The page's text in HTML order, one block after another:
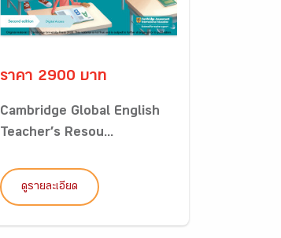
ราคา 2900 บาท
Cambridge Global English
Teacher’s Resou...
ดูรายละเอียด